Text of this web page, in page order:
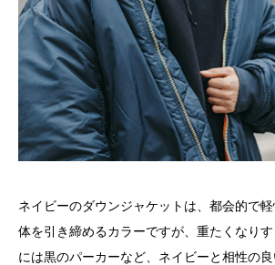
ネイビーのダウンジャケットは、都会的で
体を引き締めるカラーですが、重たくなり
には黒のパーカーなど、ネイビーと相性の